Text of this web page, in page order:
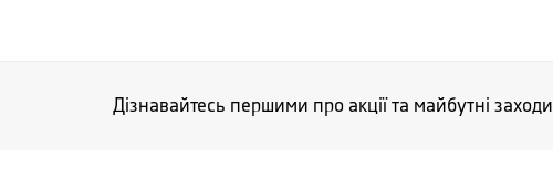
Дізнавайтесь першими про акції та майбутні заходи